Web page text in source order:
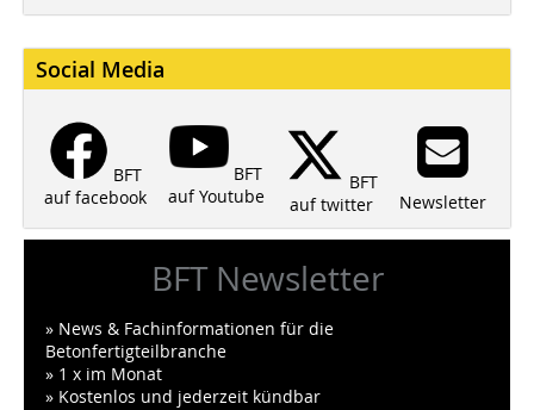
Social Media
BFT
auf facebook
BFT
auf Youtube
BFT
auf twitter
Newsletter
BFT Newsletter
» News & Fachinformationen für die
Betonfertigteilbranche
» 1 x im Monat
» Kostenlos und jederzeit kündbar